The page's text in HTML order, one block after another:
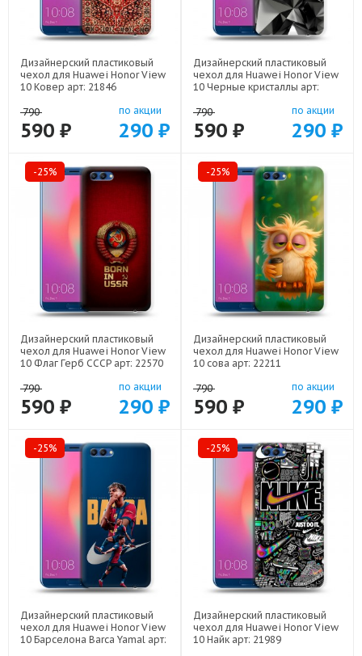
Дизайнерский пластиковый
чехол для Huawei Honor View
10 Ковер арт: 21846
790
590 ₽
по акции
290 ₽
Дизайнерский пластиковый
чехол для Huawei Honor View
10 Черные кристаллы арт:
790
590 ₽
по акции
290 ₽
-25%
Дизайнерский пластиковый
чехол для Huawei Honor View
10 Флаг Герб СССР арт: 22570
790
590 ₽
по акции
290 ₽
-25%
Дизайнерский пластиковый
чехол для Huawei Honor View
10 сова арт: 22211
790
590 ₽
по акции
290 ₽
-25%
Дизайнерский пластиковый
чехол для Huawei Honor View
10 Барселона Barca Yamal арт:
-25%
Дизайнерский пластиковый
чехол для Huawei Honor View
10 Найк арт: 21989